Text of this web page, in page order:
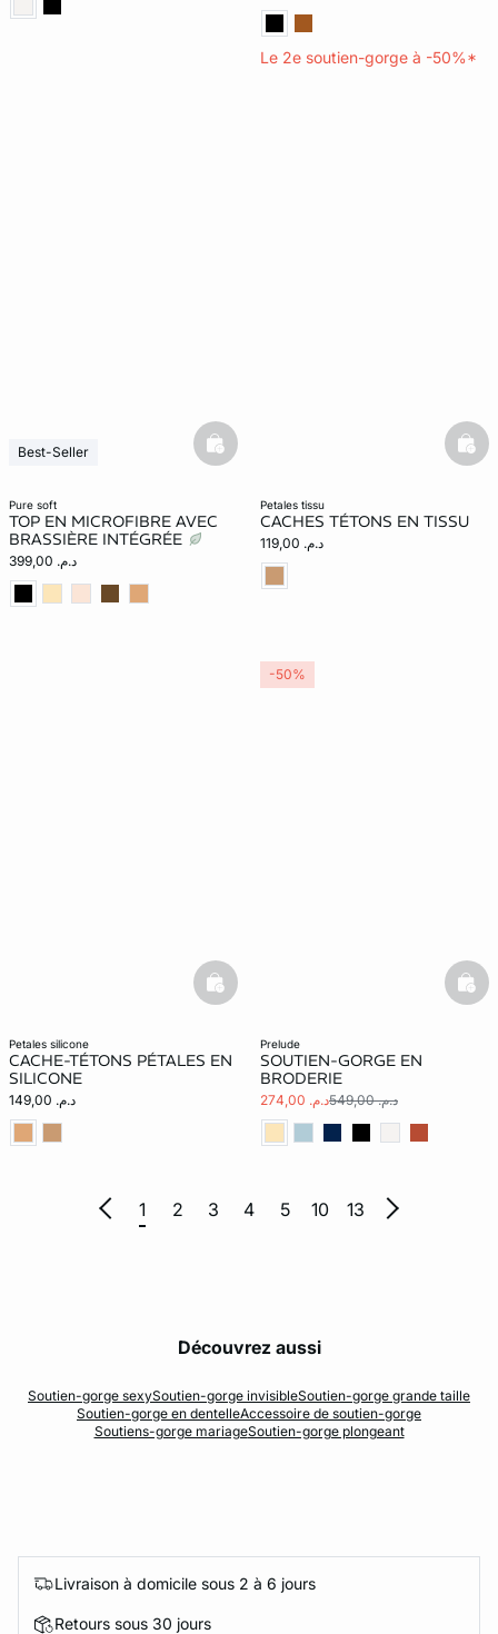
Le 2e soutien-gorge à -50%*
pure soft
TOP EN MICROFIBRE AVEC
BRASSIÈRE INTÉGRÉE
د.م. 399,00
Best-Seller
basketfull
petales tissu
CACHES TÉTONS EN TISSU
د.م. 119,00
petales silicone
CACHE-TÉTONS PÉTALES EN
SILICONE
د.م. 149,00
basketfull
prelude
SOUTIEN-GORGE EN
BRODERIE
د.م. 274,00 د.م. 549,00
-50%
1 2 3 4 5 10 13
Découvrez aussi
Soutien-gorge sexySoutien-gorge invisibleSoutien-gorge grande taille
Soutien-gorge en dentelleAccessoire de soutien-gorge
Soutiens-gorge mariageSoutien-gorge plongeant
Livraison à domicile sous 2 à 6 jours
Retours sous 30 jours